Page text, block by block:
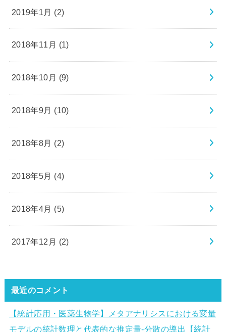
2019年1月 (2)
2018年11月 (1)
2018年10月 (9)
2018年9月 (10)
2018年8月 (2)
2018年5月 (4)
2018年4月 (5)
2017年12月 (2)
最近のコメント
【統計応用・医薬生物学】メタアナリシスにおける変量
モデルの統計数理と代表的な推定量-分散の導出【統計